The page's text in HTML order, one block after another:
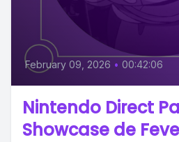
February 09, 2026 • 00:42:06
Nintendo Direct
Showcase de